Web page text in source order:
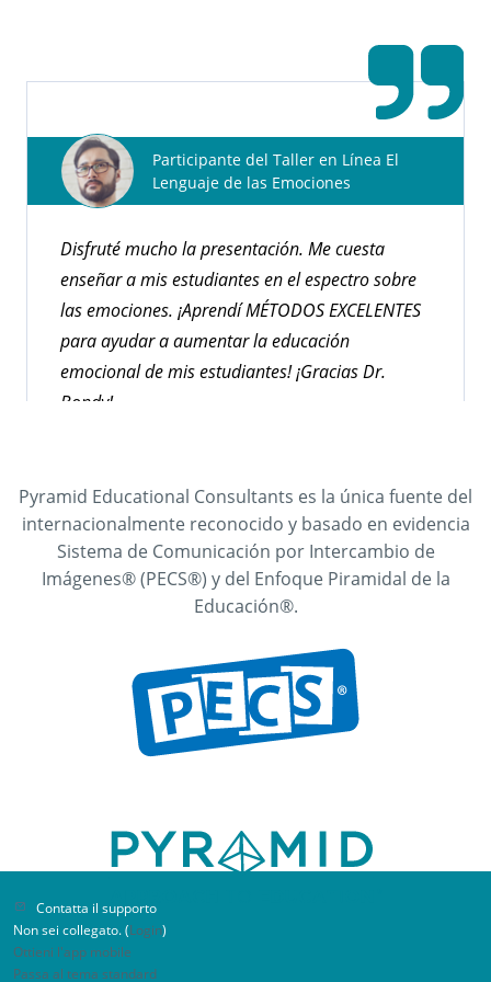
Participante del Taller en Línea El
Lenguaje de las Emociones
Disfruté mucho la presentación. Me cuesta
enseñar a mis estudiantes en el espectro sobre
las emociones. ¡Aprendí MÉTODOS EXCELENTES
para ayudar a aumentar la educación
emocional de mis estudiantes! ¡Gracias Dr.
Bondy!
Participante del Taller en Línea
Enseñando Habilidades Críticas de
Excelente ritmo. Excelentes ejemplos y recursos
visuales. Muy bien organizado. Recomendaría
altamente esto a profesionales en mi área así
Pyramid Educational Consultants es la única fuente del
internacionalmente reconocido y basado en evidencia
Sistema de Comunicación por Intercambio de
Imágenes® (PECS®) y del Enfoque Piramidal de la
Educación®.
Contatta il supporto
Non sei collegato. (Login)
Ottieni l'app mobile
Passa al tema standard